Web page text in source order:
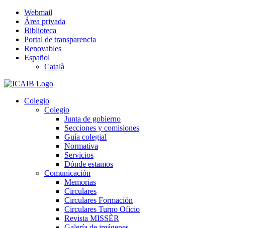
Saltar
contenido
Webmail
Área privada
Biblioteca
Portal de transparencia
Renovables
Español
Català
Colegio
Colegio
Junta de gobierno
Secciones y comisiones
Guía colegial
Normativa
Servicios
Dónde estamos
Comunicación
Memorias
Circulares
Circulares Formación
Circulares Turno Oficio
Revista MISSÈR